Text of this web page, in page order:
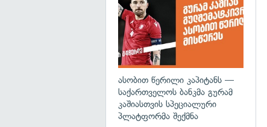
ასობით წერილი კაპიტანს —
საქართველოს ბანკმა გურამ
კაშიასთვის სპეციალური
პლატფორმა შექმნა